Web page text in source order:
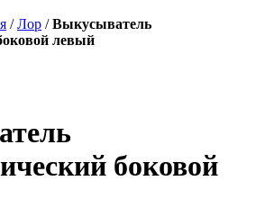
/Лор /Выкусыватель
левый
боковой